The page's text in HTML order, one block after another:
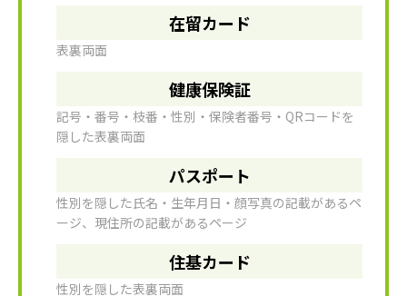
在留カード
表裏両面
健康保険証
記号・番号・枝番・性別・保険者番号・QRコードを
隠した表裏両面
パスポート
性別を隠した氏名・生年月日・顔写真の記載があるペ
ージ、現住所の記載があるページ
住基カード
性別を隠した表裏両面